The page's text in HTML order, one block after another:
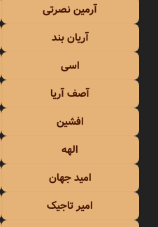
آرمین نصرتی
آریان بند
اسی
آصف آریا
افشین
الهه
امید جهان
امیر تاجیک